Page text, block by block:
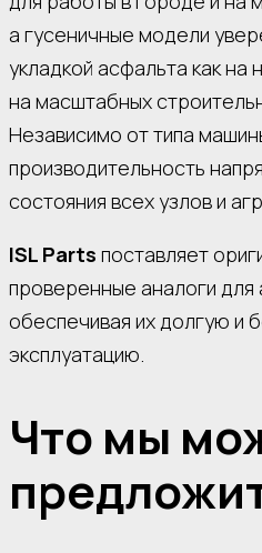
а гусеничные модели
укладкой асфальта как на
на масштабных
Независимо от типа
производительность
состояния всех узлов и
ISL Parts поставляет
проверенные аналоги для
обеспечивая их долгую и
эксплуатацию.
Что мы